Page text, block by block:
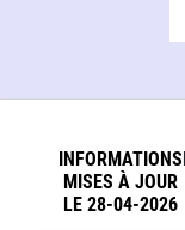
INFORMATIONS
MISES À JOUR
LE 28-04-2026